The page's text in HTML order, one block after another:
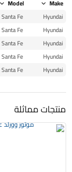
Make
Model
Hyundai
Santa Fe
Hyundai
Santa Fe
Hyundai
Santa Fe
Hyundai
Santa Fe
Hyundai
Santa Fe
منتجات مماثلة